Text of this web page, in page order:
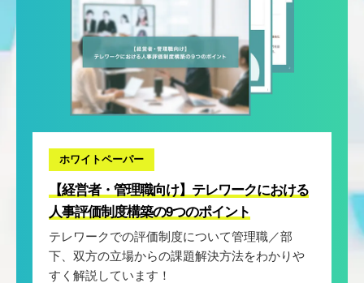
ホワイトペーパー
【経営者・管理職向け】テレワークにおける
人事評価制度構築の9つのポイント
テレワークでの評価制度について管理職／部
下、双方の立場からの課題解決方法をわかりや
すく解説しています！